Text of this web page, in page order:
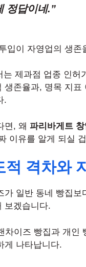
정답이네.”
입이 자영업의 생
는 제과점 업종 인
생존율과, 명목 지
.
면, 왜 파리바게트
이유를 알게 되실
격차와
가 일반 동네 빵집
보겠습니다.
차이즈 빵집과 개
게 나타납니다.